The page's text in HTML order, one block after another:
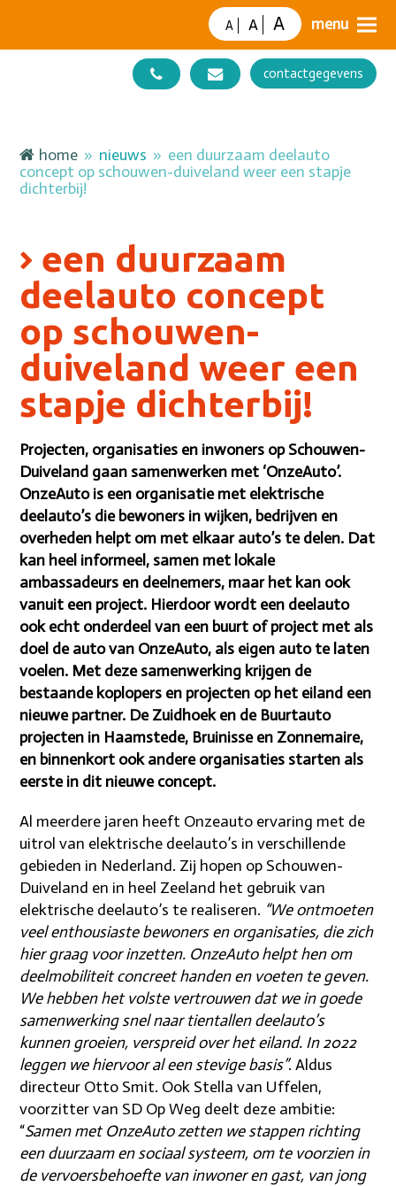
contactgegevens
A A A
home » nieuws » een duurzaam deelauto
concept op schouwen-duiveland weer een stapje
dichterbij!
een duurzaam
deelauto concept
op schouwen-
duiveland weer een
stapje dichterbij!
Projecten, organisaties en inwoners op Schouwen-
Duiveland gaan samenwerken met ‘OnzeAuto’.
OnzeAuto is een organisatie met elektrische
deelauto’s die bewoners in wijken, bedrijven en
overheden helpt om met elkaar auto’s te delen. Dat
kan heel informeel, samen met lokale
ambassadeurs en deelnemers, maar het kan ook
vanuit een project. Hierdoor wordt een deelauto
ook echt onderdeel van een buurt of project met als
doel de auto van OnzeAuto, als eigen auto te laten
voelen. Met deze samenwerking krijgen de
bestaande koplopers en projecten op het eiland een
nieuwe partner. De Zuidhoek en de Buurtauto
projecten in Haamstede, Bruinisse en Zonnemaire,
en binnenkort ook andere organisaties starten als
eerste in dit nieuwe concept.
Al meerdere jaren heeft Onzeauto ervaring met de
uitrol van elektrische deelauto’s in verschillende
gebieden in Nederland. Zij hopen op Schouwen-
Duiveland en in heel Zeeland het gebruik van
elektrische deelauto’s te realiseren. “We ontmoeten
veel enthousiaste bewoners en organisaties, die zich
hier graag voor inzetten. OnzeAuto helpt hen om
deelmobiliteit concreet handen en voeten te geven.
We hebben het volste vertrouwen dat we in goede
samenwerking snel naar tientallen deelauto’s
kunnen groeien, verspreid over het eiland. In 2022
leggen we hiervoor al een stevige basis”. Aldus
directeur Otto Smit. Ook Stella van Uffelen,
voorzitter van SD Op Weg deelt deze ambitie:
“Samen met OnzeAuto zetten we stappen richting
een duurzaam en sociaal systeem, om te voorzien in
de vervoersbehoefte van inwoner en gast, van jong